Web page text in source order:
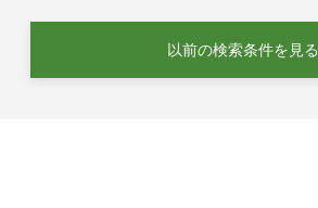
以前の検索条件を見る